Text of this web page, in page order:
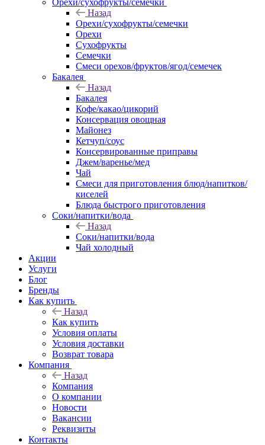
Орехи/сухофрукты/семечки
Назад
Орехи/сухофрукты/семечки
Орехи
Сухофрукты
Семечки
Смеси орехов/фруктов/ягод/семечек
Бакалея
Назад
Бакалея
Кофе/какао/цикорий
Консервация овощная
Майонез
Кетчуп/соус
Консервированные приправы
Джем/варенье/мед
Чай
Смеси для приготовления блюд/напитков/
киселей
Блюда быстрого приготовления
Соки/напитки/вода
Назад
Соки/напитки/вода
Чай холодный
Акции
Услуги
Блог
Бренды
Как купить
Назад
Как купить
Условия оплаты
Условия доставки
Возврат товара
Компания
Назад
Компания
О компании
Новости
Вакансии
Реквизиты
Контакты